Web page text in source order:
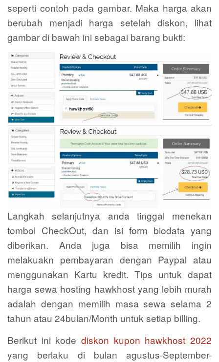
seperti contoh pada gambar. Maka harga akan
berubah menjadi harga setelah diskon, lihat
gambar di bawah ini sebagai barang bukti:
Langkah selanjutnya anda tinggal menekan
tombol CheckOut, dan isi form biodata yang
diberikan. Anda juga bisa memilih ingin
melakuakn pembayaran dengan Paypal atau
menggunakan Kartu kredit. Tips untuk dapat
harga sewa hosting hawkhost yang lebih murah
adalah dengan memilih masa sewa selama 2
tahun atau 24bulan/Month untuk setiap billing.
Berikut ini kode diskon kupon hawkhost 2022
yang berlaku di bulan agustus-September-